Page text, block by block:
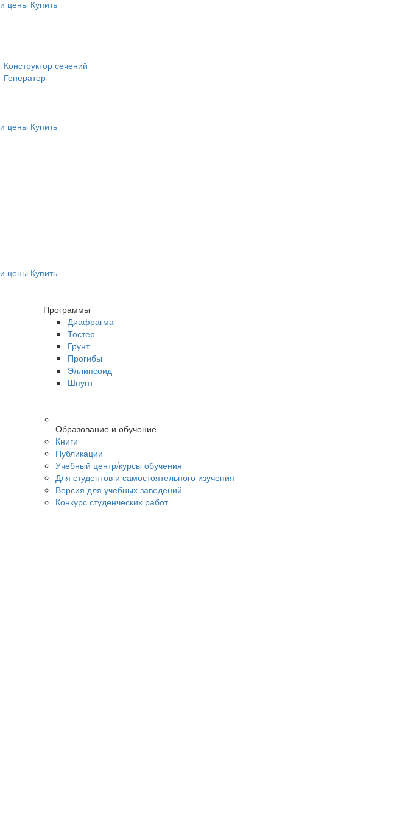
цены Купить
Конструктор сечений
Генератор
цены Купить
цены Купить
Программы
Диафрагма
Тостер
Грунт
Прогибы
Эллипсоид
Шпунт
Образование и обучение
Книги
Публикации
Учебный центр/курсы обучения
Для студентов и самостоятельного изучения
Версия для учебных заведений
Конкурс студенческих работ